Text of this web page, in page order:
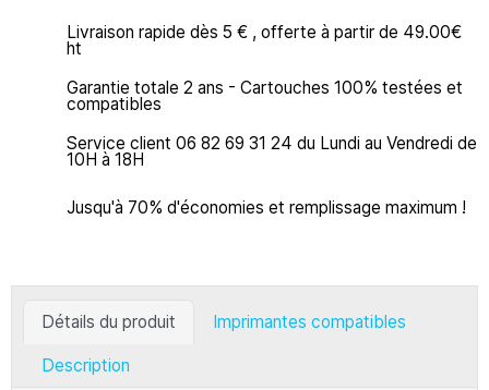
Livraison rapide dès 5 € , offerte à partir de 49.00€
ht
Garantie totale 2 ans - Cartouches 100% testées et
compatibles
Service client 06 82 69 31 24 du Lundi au Vendredi de
10H à 18H
Jusqu'à 70% d'économies et remplissage maximum !
Détails du produit Imprimantes compatibles
Description